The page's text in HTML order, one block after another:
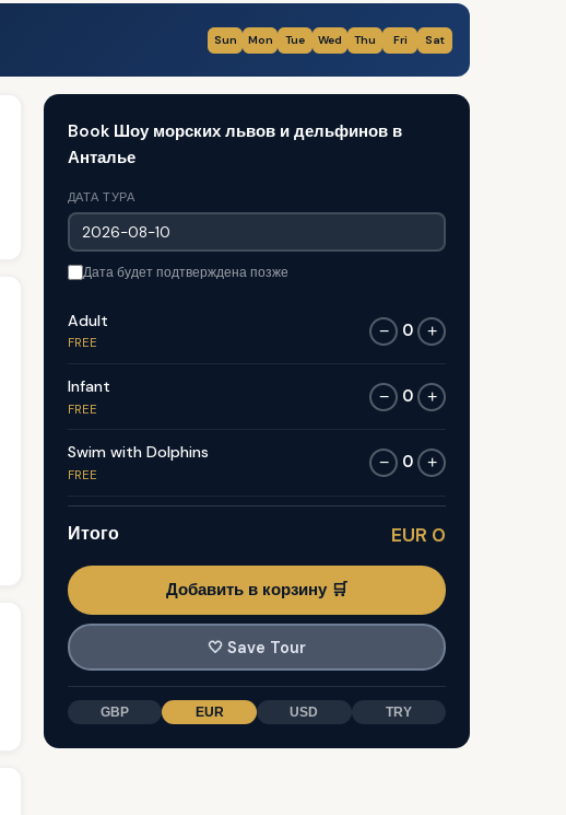
Sun Mon Tue Wed Thu Fri Sat
Book Шоу морских львов и дельфинов в
Анталье
ДАТА ТУРА
Дата будет подтверждена позже
Adult
FREE
− 0 +
Infant
FREE
− 0 +
Swim with Dolphins
FREE
− 0 +
Итого EUR 0
Добавить в корзину 🛒
🤍 Save Tour
GBP EUR USD TRY